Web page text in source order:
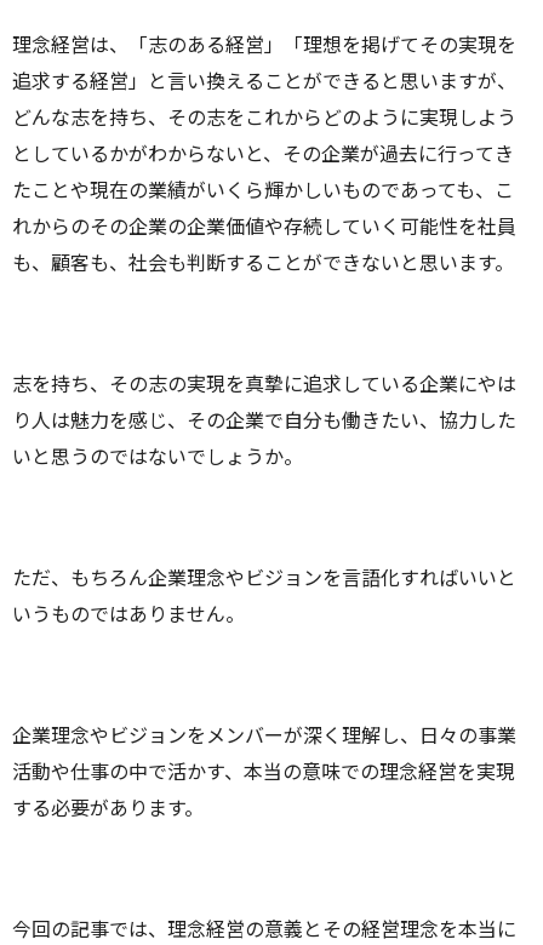
理念経営は、「志のある経営」「理想を掲げてその実現を
追求する経営」と言い換えることができると思いますが、
どんな志を持ち、その志をこれからどのように実現しよう
としているかがわからないと、その企業が過去に行ってき
たことや現在の業績がいくら輝かしいものであっても、こ
れからのその企業の企業価値や存続していく可能性を社員
も、顧客も、社会も判断することができないと思います。
志を持ち、その志の実現を真摯に追求している企業にやは
り人は魅力を感じ、その企業で自分も働きたい、協力した
いと思うのではないでしょうか。
ただ、もちろん企業理念やビジョンを言語化すればいいと
いうものではありません。
企業理念やビジョンをメンバーが深く理解し、日々の事業
活動や仕事の中で活かす、本当の意味での理念経営を実現
する必要があります。
今回の記事では、理念経営の意義とその経営理念を本当に